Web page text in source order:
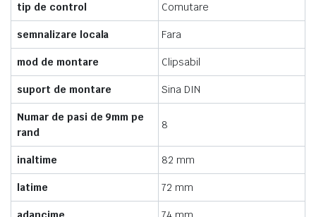
tip de control Comutare
semnalizare locala Fara
mod de montare Clipsabil
suport de montare Sina DIN
Numar de pasi de 9mm pe
rand
8
inaltime 82 mm
latime 72 mm